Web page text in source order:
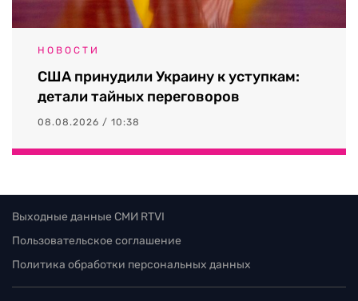
НОВОСТИ
США принудили Украину к уступкам:
детали тайных переговоров
08.08.2026 / 10:38
Выходные данные СМИ RTVI
Пользовательское соглашение
Политика обработки персональных данных